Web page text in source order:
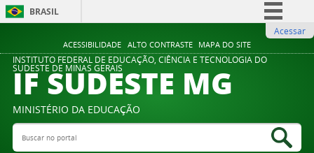
ACESSIBILIDADE ALTO CONTRASTE MAPA DO SITE
BRASIL
Comunica BR
Participe
Legislação
Acessar
INSTITUTO FEDERAL DE EDUCAÇÃO, CIÊNCIA E TECNOLOGIA DO
SUDESTE DE MINAS GERAIS
IF SUDESTE MG
MINISTÉRIO DA EDUCAÇÃO
Buscar no portal